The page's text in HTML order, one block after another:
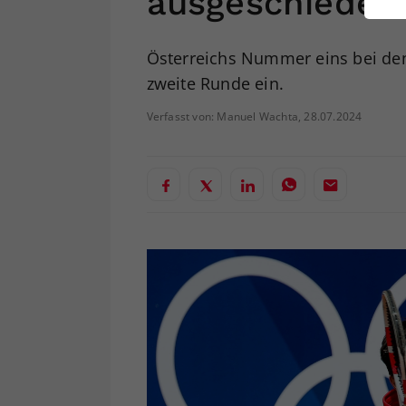
Österreichs Nummer eins bei
zweite Runde ein.
Verfasst von: Manuel Wachta, 28.07.2024